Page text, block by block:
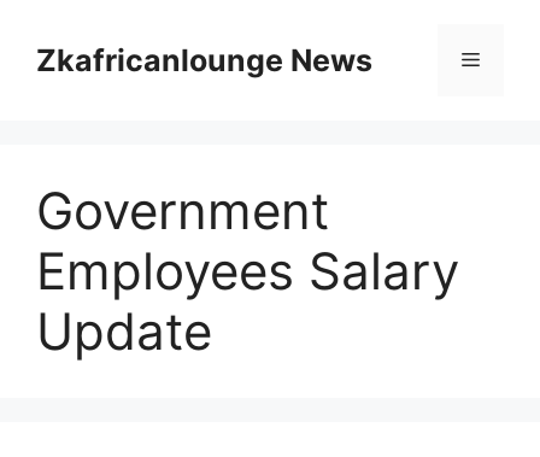
contentZkafricanlounge News Menu
Government
Employees Salary
Update